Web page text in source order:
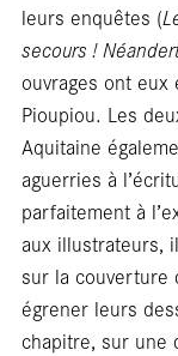
leurs enquêtes (
secours !
ouvrages ont
Pioupiou. Les
Aquitaine
aguerries à
parfaitement à
aux illustrateurs,
sur la couverture
égrener leurs
chapitre, sur une